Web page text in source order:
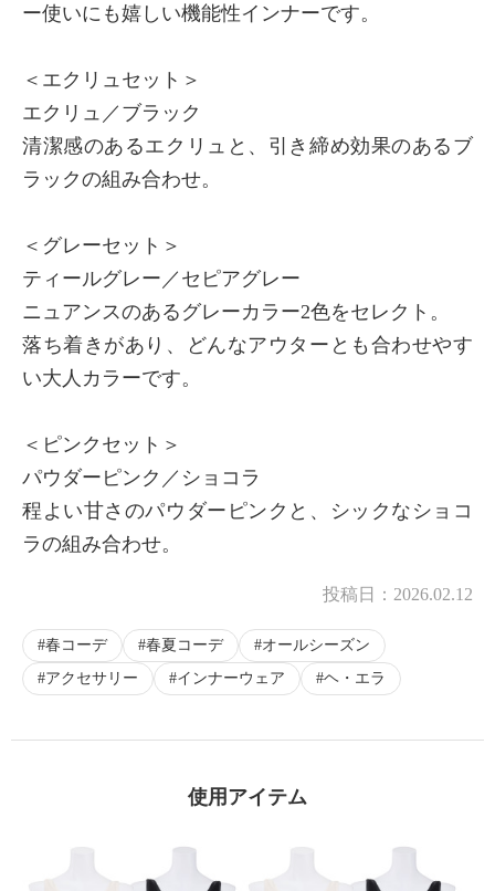
ー使いにも嬉しい機能性インナーです。
＜エクリュセット＞
エクリュ／ブラック
清潔感のあるエクリュと、引き締め効果のあるブ
ラックの組み合わせ。
＜グレーセット＞
ティールグレー／セピアグレー
ニュアンスのあるグレーカラー2色をセレクト。
落ち着きがあり、どんなアウターとも合わせやす
い大人カラーです。
＜ピンクセット＞
パウダーピンク／ショコラ
程よい甘さのパウダーピンクと、シックなショコ
ラの組み合わせ。
投稿日： 2026.02.12
春コーデ 春夏コーデ
オールシーズン
アクセサリー
インナーウェア ヘ・エラ
使用アイテム